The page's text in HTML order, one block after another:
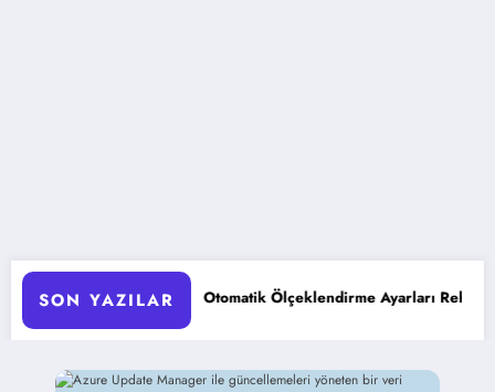
SON YAZILAR
AKS Pod Otomatik Ölçeklendirme Ayarları Rehberi